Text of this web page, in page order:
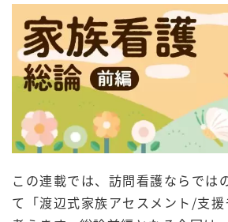
この連載では、訪問看護ならでは
て「渡辺式家族アセスメント/支